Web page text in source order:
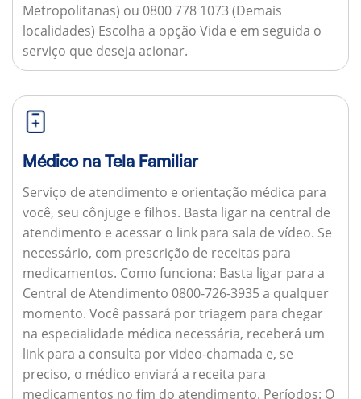
Metropolitanas) ou 0800 778 1073 (Demais
localidades) Escolha a opção Vida e em seguida o
serviço que deseja acionar.
Médico na Tela Familiar
Serviço de atendimento e orientação médica para
você, seu cônjuge e filhos. Basta ligar na central de
atendimento e acessar o link para sala de vídeo. Se
necessário, com prescrição de receitas para
medicamentos. Como funciona: Basta ligar para a
Central de Atendimento 0800-726-3935 a qualquer
momento. Você passará por triagem para chegar
na especialidade médica necessária, receberá um
link para a consulta por video-chamada e, se
preciso, o médico enviará a receita para
medicamentos no fim do atendimento. Períodos: O